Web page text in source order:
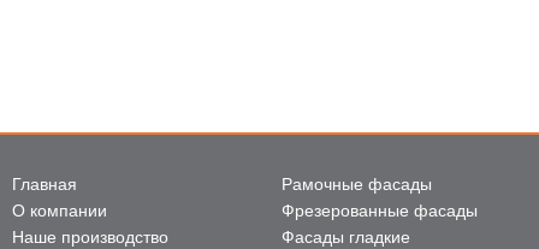
Главная
О компании
Наше производство
Рамочные фасады
Фрезерованные фасады
Фасады гладкие